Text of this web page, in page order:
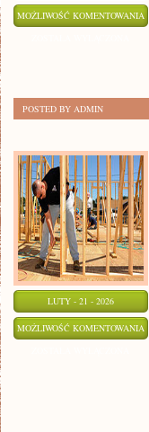
MOŻLIWOŚĆ KOMENTOWANIA
POSTED BY ADMIN
LUTY - 21 - 2026
MOŻLIWOŚĆ KOMENTOWANIA